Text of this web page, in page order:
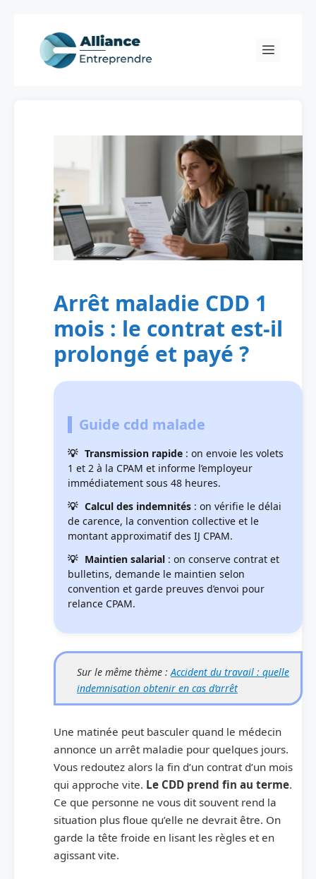
content
Menu
Arrêt maladie CDD 1
mois : le contrat est-il
prolongé et payé ?
Guide cdd malade
Transmission rapide : on envoie les volets
1 et 2 à la CPAM et informe l’employeur
immédiatement sous 48 heures.
Calcul des indemnités : on vérifie le délai
de carence, la convention collective et le
montant approximatif des IJ CPAM.
Maintien salarial : on conserve contrat et
bulletins, demande le maintien selon
convention et garde preuves d’envoi pour
relance CPAM.
Sur le même thème :Accident du travail : quelle
indemnisation obtenir en cas d’arrêt
Une matinée peut basculer quand le médecin
annonce un arrêt maladie pour quelques jours.
Vous redoutez alors la fin d’un contrat d’un mois
qui approche vite. Le CDD prend fin au terme.
Ce que personne ne vous dit souvent rend la
situation plus floue qu’elle ne devrait être. On
garde la tête froide en lisant les règles et en
agissant vite.